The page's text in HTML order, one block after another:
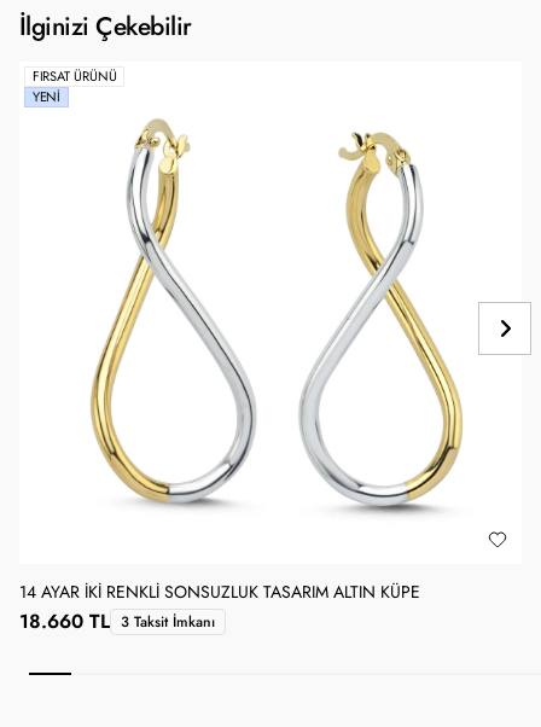
İlginizi Çekebilir
FIRSAT ÜRÜNÜ
YENI
14 AYAR İKI RENKLI SONSUZLUK TASARIM ALTIN KÜPE
18.660 TL 3 Taksit İmkanı